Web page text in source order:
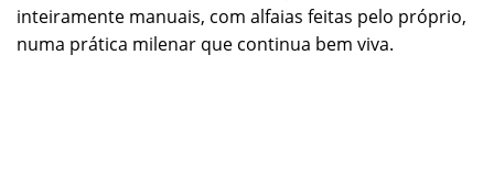
inteiramente manuais, com alfaias feitas pelo próprio,
numa prática milenar que continua bem viva.